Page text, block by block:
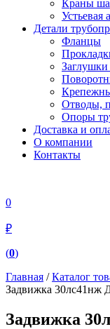
Краны
Устьевая
Детали
Фланцы
Отводы,
Опоры
Доставка и
О компании
Контакты
0
₽
(0)
Главная /Каталог
Задвижка 30лс41нж
Задвижка